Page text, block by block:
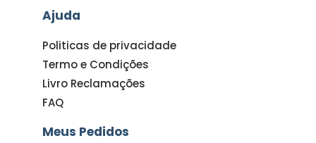
Ajuda
Politicas de privacidade
Termo e Condições
Livro Reclamações
FAQ
Meus Pedidos